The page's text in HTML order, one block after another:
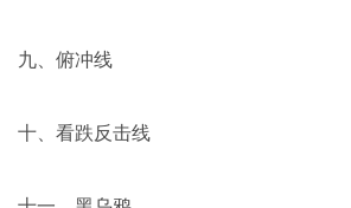
九、俯冲线
十、看跌反击线